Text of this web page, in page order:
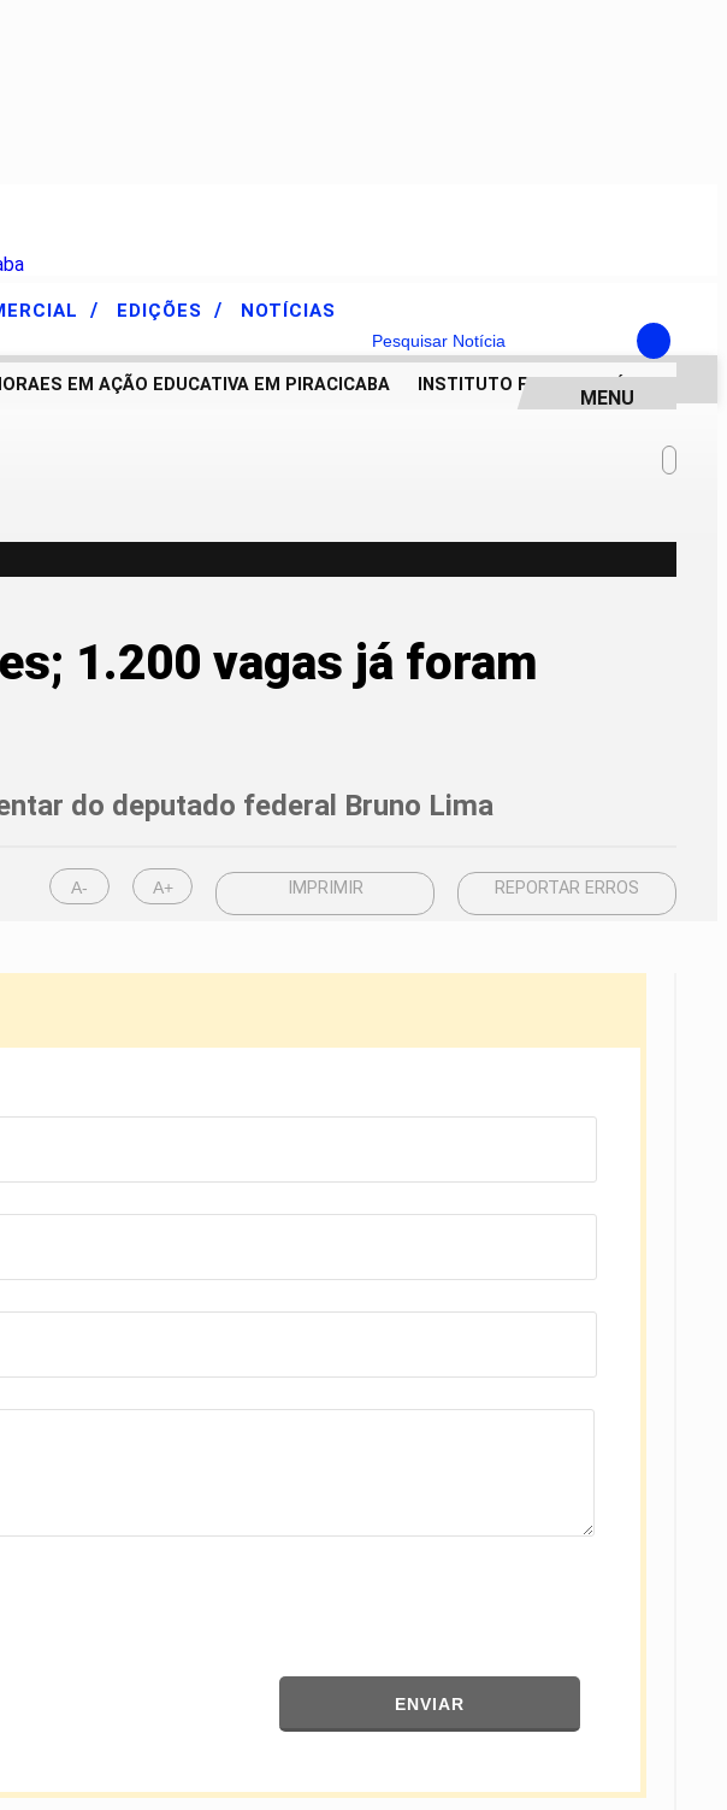
Pesquisar Notícia
/ EDIÇÕES / NOTÍCIAS
EM AÇÃO EDUCATIVA EM PIRACICABA INSTITUTO FORMAR: HÁ SEIS
MENU
1.200 vagas já foram
do deputado federal Bruno Lima
A- A+ IMPRIMIR REPORTAR ERROS
ENVIAR